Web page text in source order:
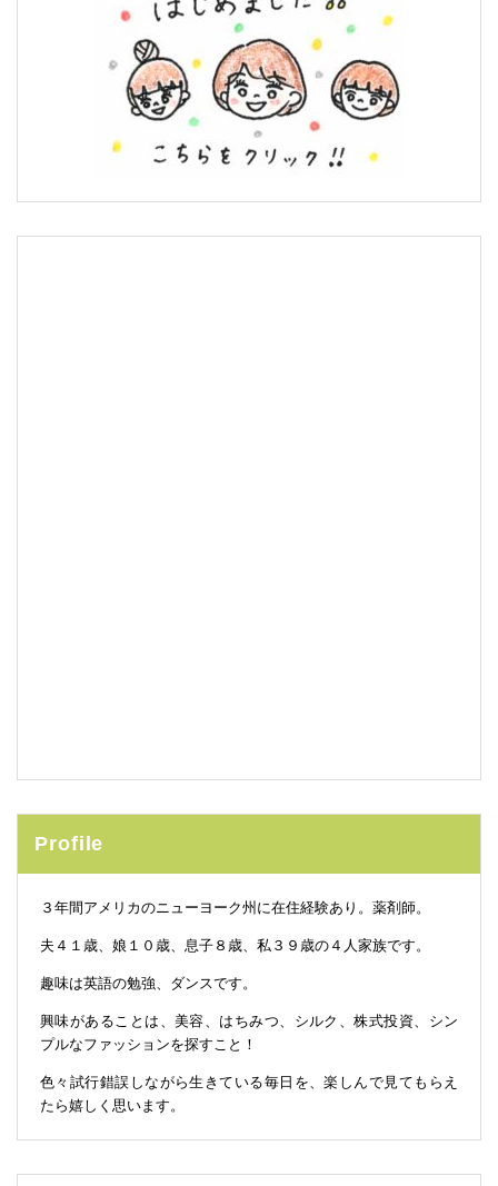
Profile
３年間アメリカのニューヨーク州に在住経験あり。薬剤師。
夫４１歳、娘１０歳、息子８歳、私３９歳の４人家族です。
趣味は英語の勉強、ダンスです。
興味があることは、美容、はちみつ、シルク、株式投資、シン
プルなファッションを探すこと！
色々試行錯誤しながら生きている毎日を、楽しんで見てもらえ
たら嬉しく思います。